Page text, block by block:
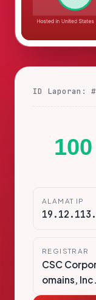
ID Laporan:
100
ALAMAT IP
REGISTRAR
CSC
omains, Inc.